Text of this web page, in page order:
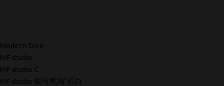
Modern Dive
MF studio
MF studio C
MF studio 银河黑/矿石白